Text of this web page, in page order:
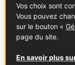
Depuis son
maraîchers et
producteurs à la
association,
Vos choix sont
Vous pouvez
sur le bouton «
page du site.
En savoir plus